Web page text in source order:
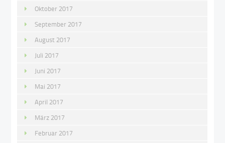
Oktober 2017
September 2017
August 2017
Juli 2017
Juni 2017
Mai 2017
April 2017
März 2017
Februar 2017